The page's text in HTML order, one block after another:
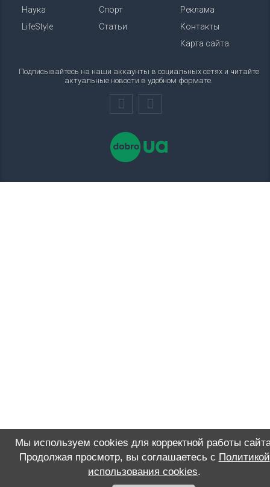
Наука
LifeStyle
Спорт
Статьи
Реклама
Контакты
Карта сайта
Подписывайтесь на наши аккаунты в социальных сетях и читайте
актуальные новости в удобном формате.
Мы используем cookies для корректной работы
Продолжая просмотр, вы соглашаетесь с Политикой
использования cookies.